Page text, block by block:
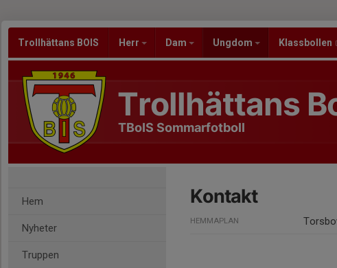
Trollhättans BOIS Herr Dam Ungdom Klassbollen
Trollhättans
TBoIS Sommarfotboll
Hem
Nyheter
Truppen
Kontakt
HEMMAPLAN